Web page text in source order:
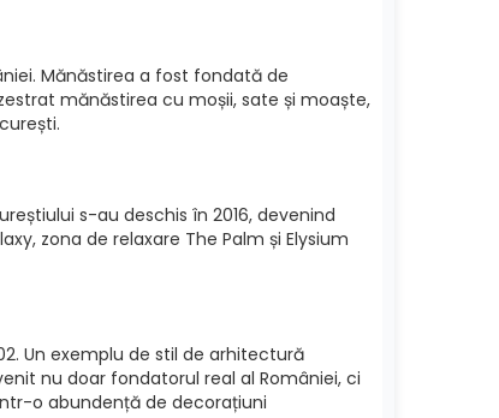
Mănăstirea a fost fondată de
mănăstirea cu moșii, sate și moaște,
s-au deschis în 2016, devenind
zona de relaxare The Palm și Elysium
Un exemplu de stil de arhitectură
nu doar fondatorul real al României, ci
o abundență de decorațiuni